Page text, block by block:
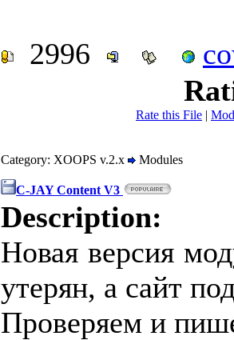
2996
Rate this File |
Category: XOOPS v.2.x Modules
C-JAY Content V3
Description:
Новая версия
утерян, а сайт
Проверяем и